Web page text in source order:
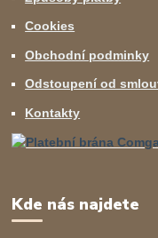
Cookies
Obchodní podminky
Odstoupení od
Kontakty
Kde nás najdete